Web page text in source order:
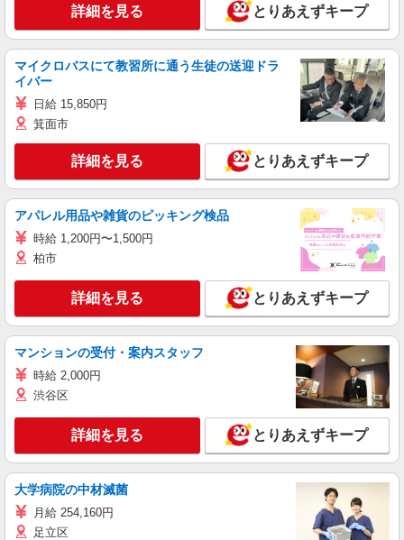
詳細を見る とりあえずキープ
マイクロバスにて教習所に通う生徒の送迎ドラ
イバー
日給 15,850円
箕面市
詳細を見る とりあえずキープ
アパレル用品や雑貨のピッキング検品
時給 1,200円〜1,500円
柏市
詳細を見る とりあえずキープ
マンションの受付・案内スタッフ
時給 2,000円
渋谷区
詳細を見る とりあえずキープ
大学病院の中材滅菌
月給 254,160円
足立区